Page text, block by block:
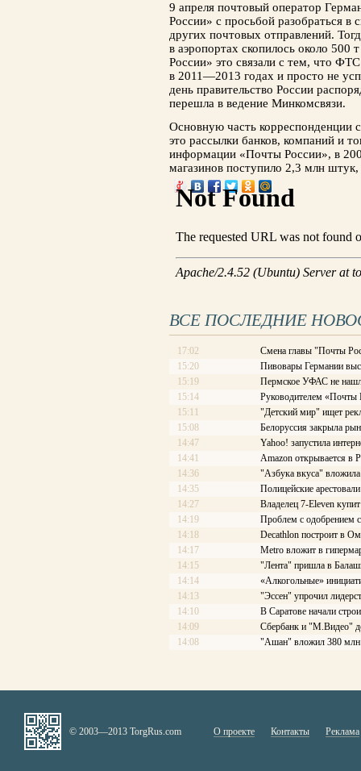
9 апреля почтовый оператор
России» с просьбой разобраться в
других почтовых отправлений.
в аэропортах скопилось около
России» это связали с тем, что
в 2011—2013 годах и просто не
день правительство России
перешла в ведение Минкомсвязи.
Основную часть корреспонденции
это рассылки банков, компаний и
информации «Почты России», в
магазинов поступило 2,3 млн
ВСЕ ПОСЛЕДНИЕ
17:02
Смена главы "Почты
15:20
Пивовары Германии
15:19
Пермское УФАС не
15:14
Руководителем «Почты
15:11
"Детский мир" ищет
15:08
Белоруссия закрыла
14:47
Yahoo! запустила
14:41
Amazon открывается в
14:36
"Азбука вкуса"
14:35
Полицейские
14:27
Владелец 7-Eleven
14:19
Проблем с одобрением
14:18
Decathlon построит в
14:17
Меtrо вложит в
14:15
"Лента" пришла в
14:14
«Алкогольные»
14:13
"Эссен" упрочил
14:10
В Саратове начали
14:09
Сбербанк и "М.Видео"
14:08
"Ашан" вложил 380 млн
© 2003—2013 TorgRus.com О проекте Контакты Реклама